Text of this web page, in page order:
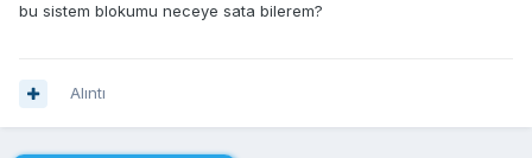
bu sistem blokumu neceye sata bilerem?
Alıntı